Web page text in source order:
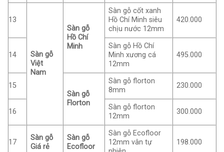
13
Sàn gỗ
Việt
Nam
Sàn gỗ
Hồ Chí
Minh
Sàn gỗ cốt xanh
Hồ Chí Minh siêu
chịu nước 12mm
420.000
14
Sàn gỗ Hồ Chí
Minh xương cá
12mm
495.000
15
Sàn gỗ
Florton
Sàn gỗ florton
8mm
230.000
16
Sàn gỗ florton
12mm
300.000
17
Sàn gỗ
Giá rẻ
Sàn gỗ
Ecofloor
Sàn gỗ Ecofloor
12mm vân tự
198.000